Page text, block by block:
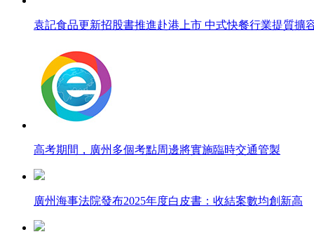
袁記食品更新招股書推進赴港上市 中式快餐行業提質擴
高考期間，廣州多個考點周邊將實施臨時交通管製
廣州海事法院發布2025年度白皮書：收結案數均創新高